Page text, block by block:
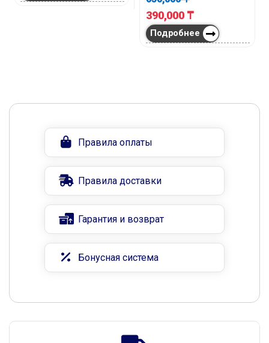
390,000 ₸
Подробнее
Правила оплаты
Правила доставки
Гарантия и возврат
Бонусная система